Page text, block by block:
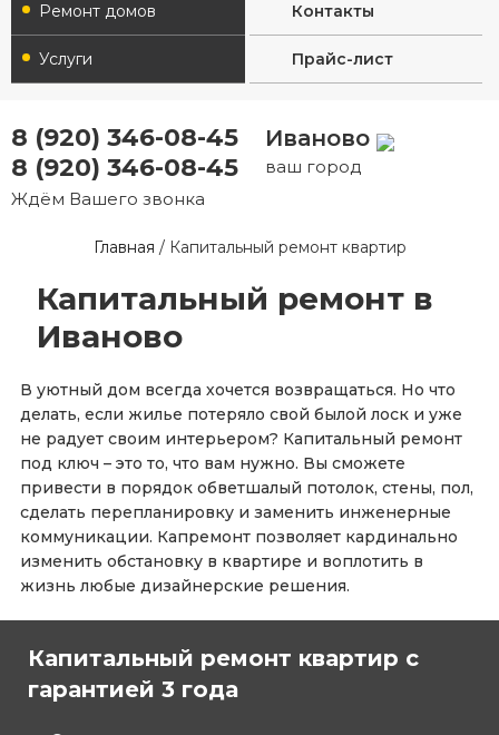
Ремонт домов
Услуги
Контакты
Прайс-лист
8 (920) 346-08-45
8 (920) 346-08-45
Ждём Вашего звонка
Иваново
ваш город
Главная / Капитальный ремонт квартир
Капитальный ремонт в
Иваново
В уютный дом всегда хочется возвращаться. Но что
делать, если жилье потеряло свой былой лоск и уже
не радует своим интерьером? Капитальный ремонт
под ключ – это то, что вам нужно. Вы сможете
привести в порядок обветшалый потолок, стены, пол,
сделать перепланировку и заменить инженерные
коммуникации. Капремонт позволяет кардинально
изменить обстановку в квартире и воплотить в
жизнь любые дизайнерские решения.
Капитальный ремонт квартир с
гарантией 3 года